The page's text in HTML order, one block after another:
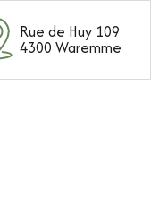
Rue de Huy 109
4300 Waremme